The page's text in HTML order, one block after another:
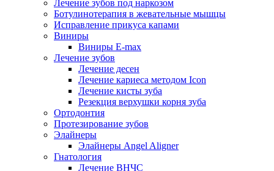
Лечение зубов под наркозом
Ботулинотерапия в жевательные мышцы
Исправление прикуса капами
Виниры
Виниры E-max
Лечение зубов
Лечение десен
Лечение кариеса методом Icon
Лечение кисты зуба
Резекция верхушки корня зуба
Ортодонтия
Протезирование зубов
Элайнеры
Элайнеры Angel Aligner
Гнатология
Лечение ВНЧС